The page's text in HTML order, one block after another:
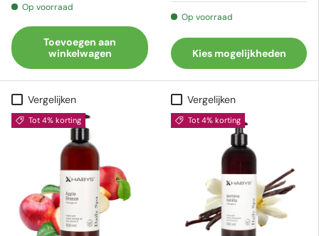
Op voorraad
Toevoegen aan
winkelwagen
Op voorraad
Kies mogelijkheden
Vergelijken
Tot 4% korting
Vergelijken
Tot 4% korting